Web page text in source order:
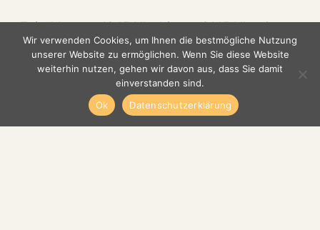
Zeit: Montag 19.15 Uhr bis ca. 21.15 Uhr, Ort:
Bartensteiner Weg 4a
November 12, 2023
Nächste Seite
Wir verwenden Cookies, um Ihnen die bestmögliche Nutzung
unserer Website zu ermöglichen. Wenn Sie diese Website
weiterhin nutzen, gehen wir davon aus, dass Sie damit
einverstanden sind.
Ok
Datenschutzerklärung